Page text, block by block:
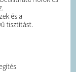
és a
tisztítást.